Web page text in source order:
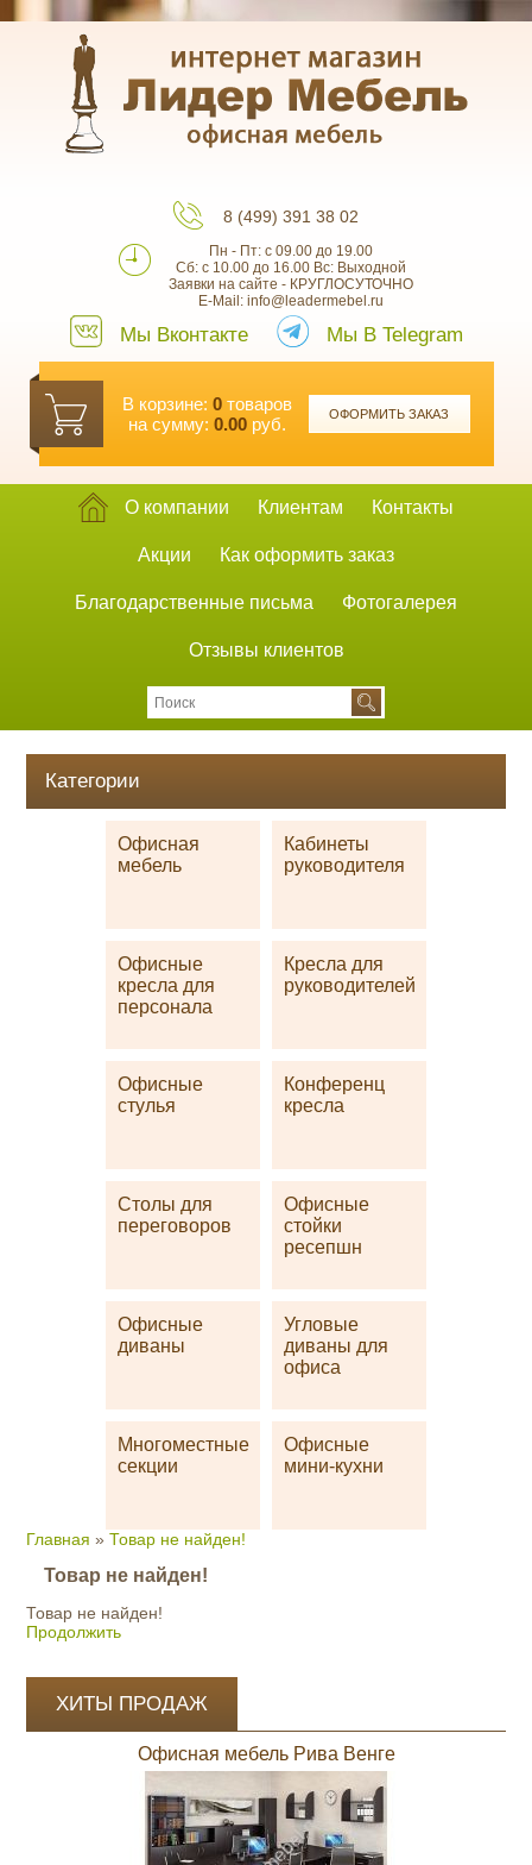
8 (499) 391 38 02
Пн - Пт: с 09.00 до 19.00
Сб: с 10.00 до 16.00 Вс: Выходной
Заявки на сайте - КРУГЛОСУТОЧНО
E-Mail: info@leadermebel.ru
Мы Вконтакте Мы В Telegram
В корзине: 0товаров
на сумму: 0.00 руб. ОФОРМИТЬ ЗАКАЗ
О компании Клиентам Контакты
Акции Как оформить заказ
Благодарственные письма Фотогалерея
Отзывы клиентов
Категории
Офисная
мебель
Кабинеты
руководителя
Офисные
кресла для
персонала
Кресла для
руководителей
Офисные
стулья
Конференц
кресла
Столы для
переговоров
Офисные
стойки
ресепшн
Офисные
диваны
Угловые
диваны для
офиса
Многоместные
секции
Офисные
мини-кухни
Главная » Товар не найден!
Товар не найден!
Товар не найден!
Продолжить
ХИТЫ ПРОДАЖ
Офисная мебель Рива Венге